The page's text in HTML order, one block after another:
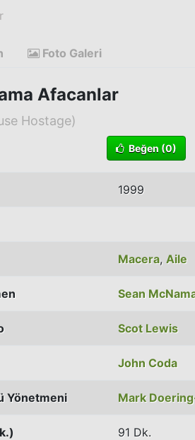
Foto Galeri
Afacanlar
Hostage)
Beğen (0)
1999
Macera, Aile
Sean
Scot Lewis
John Coda
Yönetmeni Mark
91 Dk.